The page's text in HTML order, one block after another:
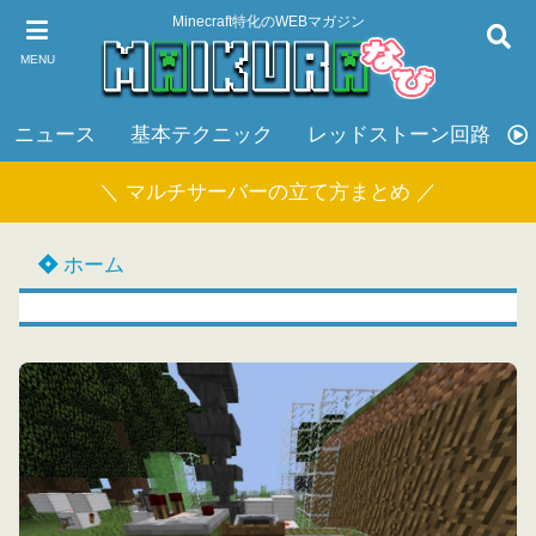
MENU
Minecraft特化のWEBマガジン
ニュース 基本テクニック レッドストーン回路
＼ マルチサーバーの立て方まとめ ／
ホーム